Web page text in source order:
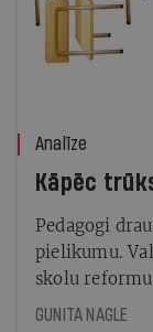
Analīze
Kāpēc
Pedagogi
pielikumu.
skolu
63 skolas,
GUNITA NAGLE